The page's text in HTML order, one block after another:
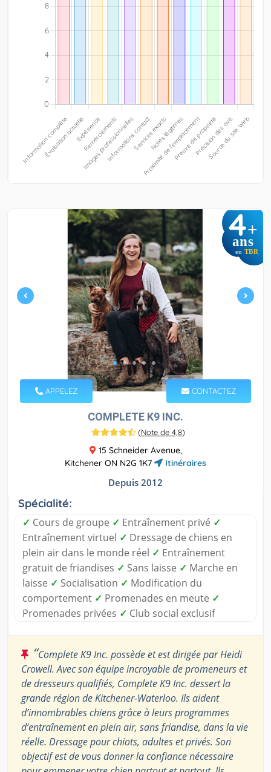
4+
ans
en TBR
APPELEZ CONTACTEZ
COMPLETE K9 INC.
(Note de 4,8)
15 Schneider Avenue,
Kitchener ON N2G 1K7
Itinéraires
Depuis 2012
Spécialité:
✓ Cours de groupe ✓ Entraînement privé ✓
Entraînement virtuel ✓ Dressage de chiens en
plein air dans le monde réel ✓ Entraînement
gratuit de friandises ✓ Sans laisse ✓ Marche en
laisse ✓ Socialisation ✓ Modification du
comportement ✓ Promenades en meute ✓
Promenades privées ✓ Club social exclusif
“Complete K9 Inc. possède et est dirigée par Heidi
Crowell. Avec son équipe incroyable de promeneurs et
de dresseurs qualifiés, Complete K9 Inc. dessert la
grande région de Kitchener-Waterloo. Ils aident
d’innombrables chiens grâce à leurs programmes
d’entraînement en plein air, sans friandise, dans la vie
réelle. Dressage pour chiots, adultes et privés. Son
objectif est de vous donner la confiance nécessaire